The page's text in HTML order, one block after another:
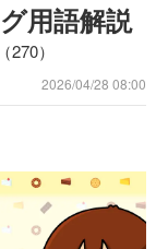
用語解説
）
2026/04/28 08:00